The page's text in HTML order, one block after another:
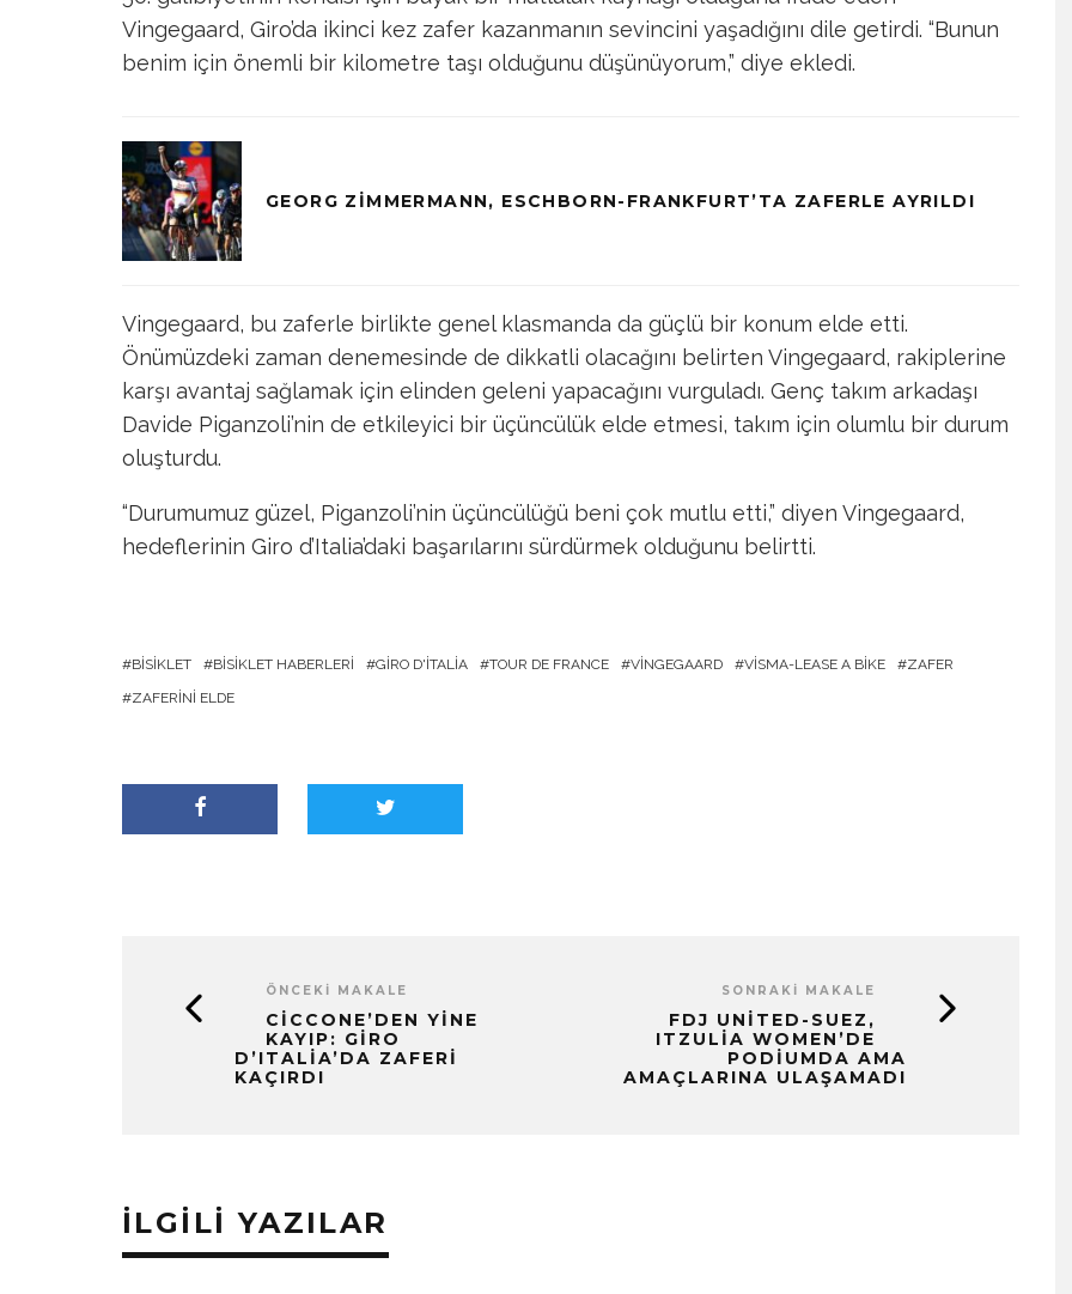
Vingegaard, Giro’da ikinci kez zafer kazanmanın sevincini yaşadığını dile getirdi. “Bunun
benim için önemli bir kilometre taşı olduğunu düşünüyorum,” diye ekledi.
GEORG ZIMMERMANN, ESCHBORN-FRANKFURT’TA ZAFERLE AYRILDI
Vingegaard, bu zaferle birlikte genel klasmanda da güçlü bir konum elde etti.
Önümüzdeki zaman denemesinde de dikkatli olacağını belirten Vingegaard, rakiplerine
karşı avantaj sağlamak için elinden geleni yapacağını vurguladı. Genç takım arkadaşı
Davide Piganzoli’nin de etkileyici bir üçüncülük elde etmesi, takım için olumlu bir durum
oluşturdu.
“Durumumuz güzel, Piganzoli’nin üçüncülüğü beni çok mutlu etti,” diyen Vingegaard,
hedeflerinin Giro d’Italia’daki başarılarını sürdürmek olduğunu belirtti.
BISIKLET BISIKLET HABERLERI GIRO D'ITALIA TOUR DE FRANCE VINGEGAARD VISMA-LEASE A BIKE
ZAFER
ZAFERINI ELDE
ÖNCEKI MAKALE
CICCONE’DEN YINE
KAYIP: GIRO
D’ITALIA’DA ZAFERI
KAÇIRDI
SONRAKI MAKALE
FDJ UNITED-SUEZ,
ITZULIA WOMEN’DE
PODIUMDA AMA
AMAÇLARINA ULAŞAMADI
İLGILI YAZILAR